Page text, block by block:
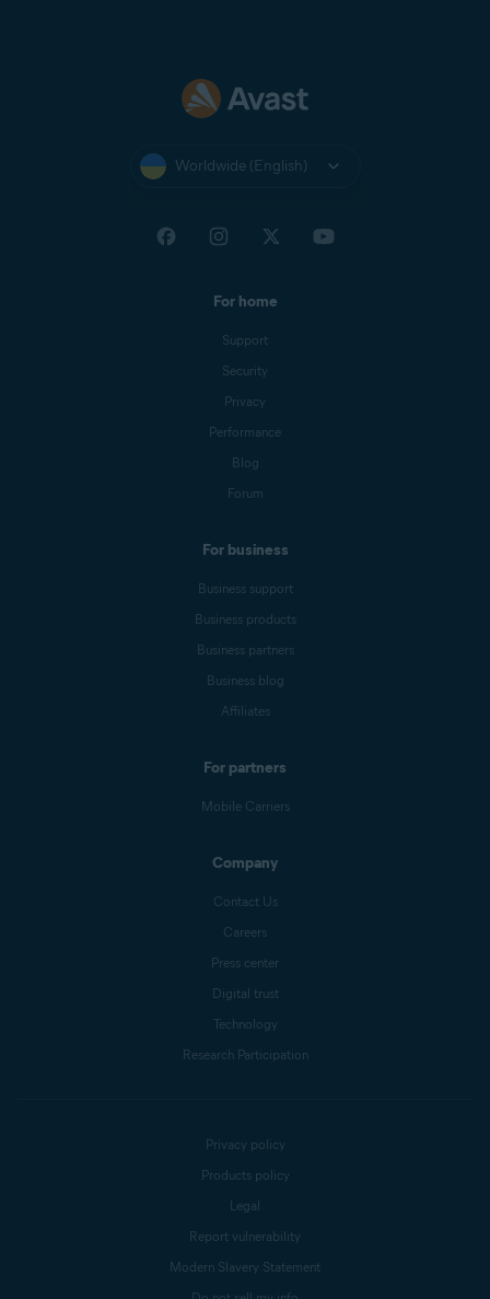
Worldwide (English)
For home
Support
Security
Privacy
Performance
Blog
Forum
For business
Business support
Business products
Business partners
Business blog
Affiliates
For partners
Mobile Carriers
Company
Contact Us
Careers
Press center
Digital trust
Technology
Research Participation
Privacy policy
Products policy
Legal
Report vulnerability
Modern Slavery Statement